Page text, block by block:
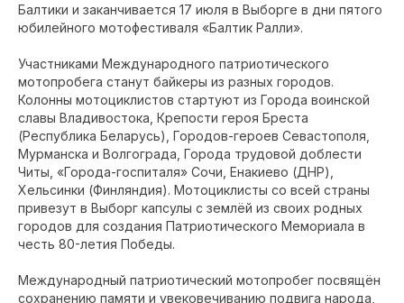
Балтики и заканчивается 17 июля в Выборге в дни пятого
юбилейного мотофестиваля «Балтик Ралли».
Участниками Международного патриотического
мотопробега станут байкеры из разных городов.
Колонны мотоциклистов стартуют из Города воинской
славы Владивостока, Крепости героя Бреста
(Республика Беларусь), Городов-героев Севастополя,
Мурманска и Волгограда, Города трудовой доблести
Читы, «Города-госпиталя» Сочи, Енакиево (ДНР),
Хельсинки (Финляндия). Мотоциклисты со всей страны
привезут в Выборг капсулы с землёй из своих родных
городов для создания Патриотического Мемориала в
честь 80-летия Победы.
Международный патриотический мотопробег посвящён
сохранению памяти и увековечиванию подвига народа,